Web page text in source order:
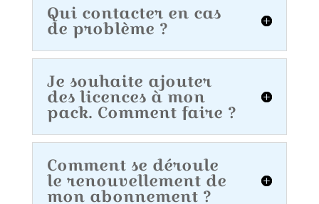
Qui contacter en cas
de problème ?
Je souhaite ajouter
des licences à mon
pack. Comment faire ?
Comment se déroule
le renouvellement de
mon abonnement ?